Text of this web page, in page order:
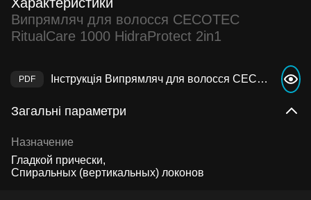
Випрямляч для волосся CECOTEC
RitualCare 1000 HidraProtect 2in1
Інструкція Випрямляч для волосся CECOTEC RitualCare 1000 HidraProtect 2in1
Загальні параметри
Назначение
Гладкой прически
Спиральных (вертикальных) локонов